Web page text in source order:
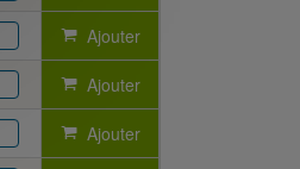
Ajouter
Ajouter
Ajouter